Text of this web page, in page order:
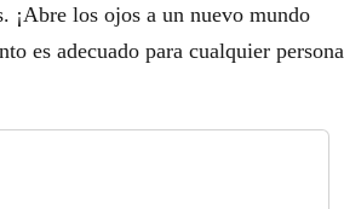
¡Abre los ojos a un nuevo mundo
es adecuado para cualquier persona